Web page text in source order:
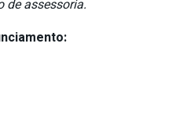
de assessoria.